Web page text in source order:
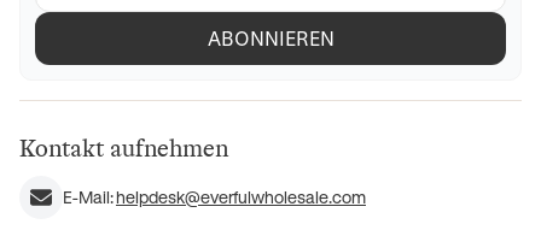
ABONNIEREN
Kontakt aufnehmen
E-Mail:helpdesk@everfulwholesale.com